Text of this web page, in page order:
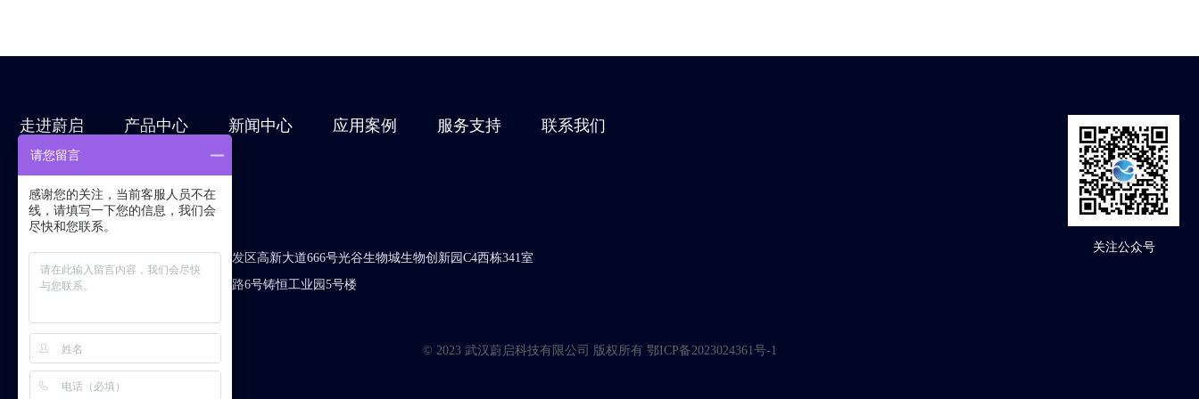
走进蔚启 产品中心 新闻中心 应用案例 服务支持 联系我们
友情链接：淘宝链接
咨询热线：19107139197
注册地址：湖北省武汉市东湖新技术开发区高新大道666号光谷生物城生物创新园C4西栋341室
生产基地：湖北省武汉市江夏区花山二路6号铸恒工业园5号楼
关注公众号
© 2023 武汉蔚启科技有限公司 版权所有 鄂ICP备2023024361号-1
请您留言
感谢您的关注，当前客服人员不在
线，请填写一下您的信息，我们会
尽快和您联系。